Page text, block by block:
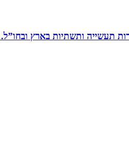
רו”ח משנת 1988. כ15 שנים מנהל כספים